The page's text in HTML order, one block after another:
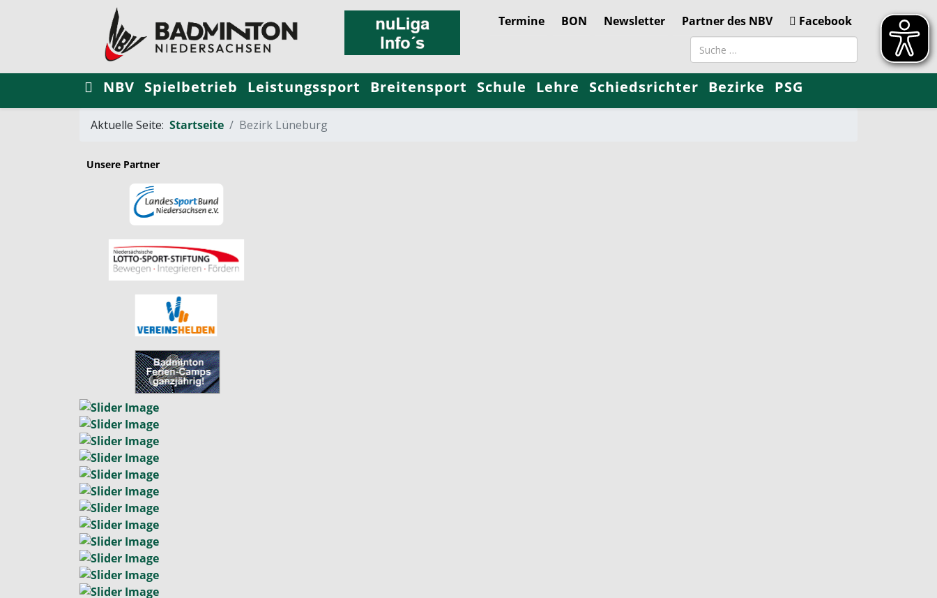
Termine BON Newsletter Partner des NBV
Facebook
Suchbegriff
NBV Spielbetrieb Leistungssport Breitensport Schule Lehre Schiedsrichter Bezirke PSG
Aktuelle Seite: Startseite Bezirk Lüneburg
Unsere Partner